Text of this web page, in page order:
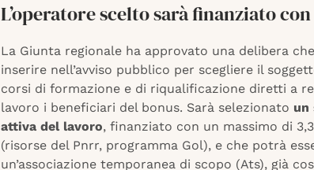
L’operatore scelto sarà finanziato
La Giunta regionale ha approvato una delibera
inserire nell’avviso pubblico per scegliere il
corsi di formazione e di riqualificazione diretti a
lavoro i beneficiari del bonus. Sarà selezionato un
attiva del lavoro, finanziato con un massimo di
(risorse del Pnrr, programma Gol), e che potrà
un’associazione temporanea di scopo (Ats), già